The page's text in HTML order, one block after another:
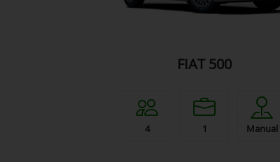
FIAT 500
4 1 Manual